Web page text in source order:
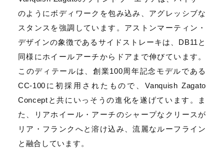
のようにボディワークを包み込み、アグレッシブな
スタンスを強調しています。アストンマーティン・
デザインの象徴であるサイドストレーキは、DB11と
同様にホイールアーチからドアまで伸びています。
このディテールは、創業100周年記念モデルである
CC-100に初採用されたもので、Vanquish Zagato
Conceptと共にいっそうの進化を遂げています。ま
た、リアホイール・アーチのシャープなクリースが
リア・フランクへと溶け込み、流麗なルーフライン
と融合しています。